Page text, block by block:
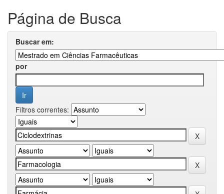
Página de Busca
Buscar em:
por
Filtros correntes: